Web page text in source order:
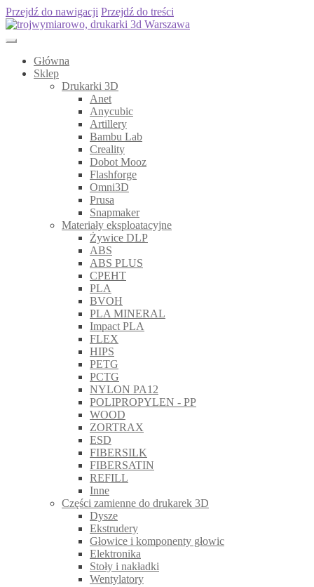
Przejdź do nawigacji Przejdź do treści
Główna
Sklep
Drukarki 3D
Anet
Anycubic
Artillery
Bambu Lab
Creality
Dobot Mooz
Flashforge
Omni3D
Prusa
Snapmaker
Materiały eksploatacyjne
Żywice DLP
ABS
ABS PLUS
CPEHT
PLA
BVOH
PLA MINERAL
Impact PLA
FLEX
HIPS
PETG
PCTG
NYLON PA12
POLIPROPYLEN - PP
WOOD
ZORTRAX
ESD
FIBERSILK
FIBERSATIN
REFILL
Inne
Części zamienne do drukarek 3D
Dysze
Ekstrudery
Głowice i komponenty głowic
Elektronika
Stoły i nakładki
Wentylatory